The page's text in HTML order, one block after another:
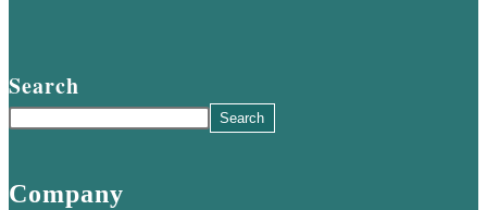
Search
Search
Company